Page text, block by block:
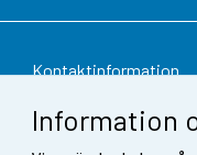
Information
Kontaktinformation
Respons